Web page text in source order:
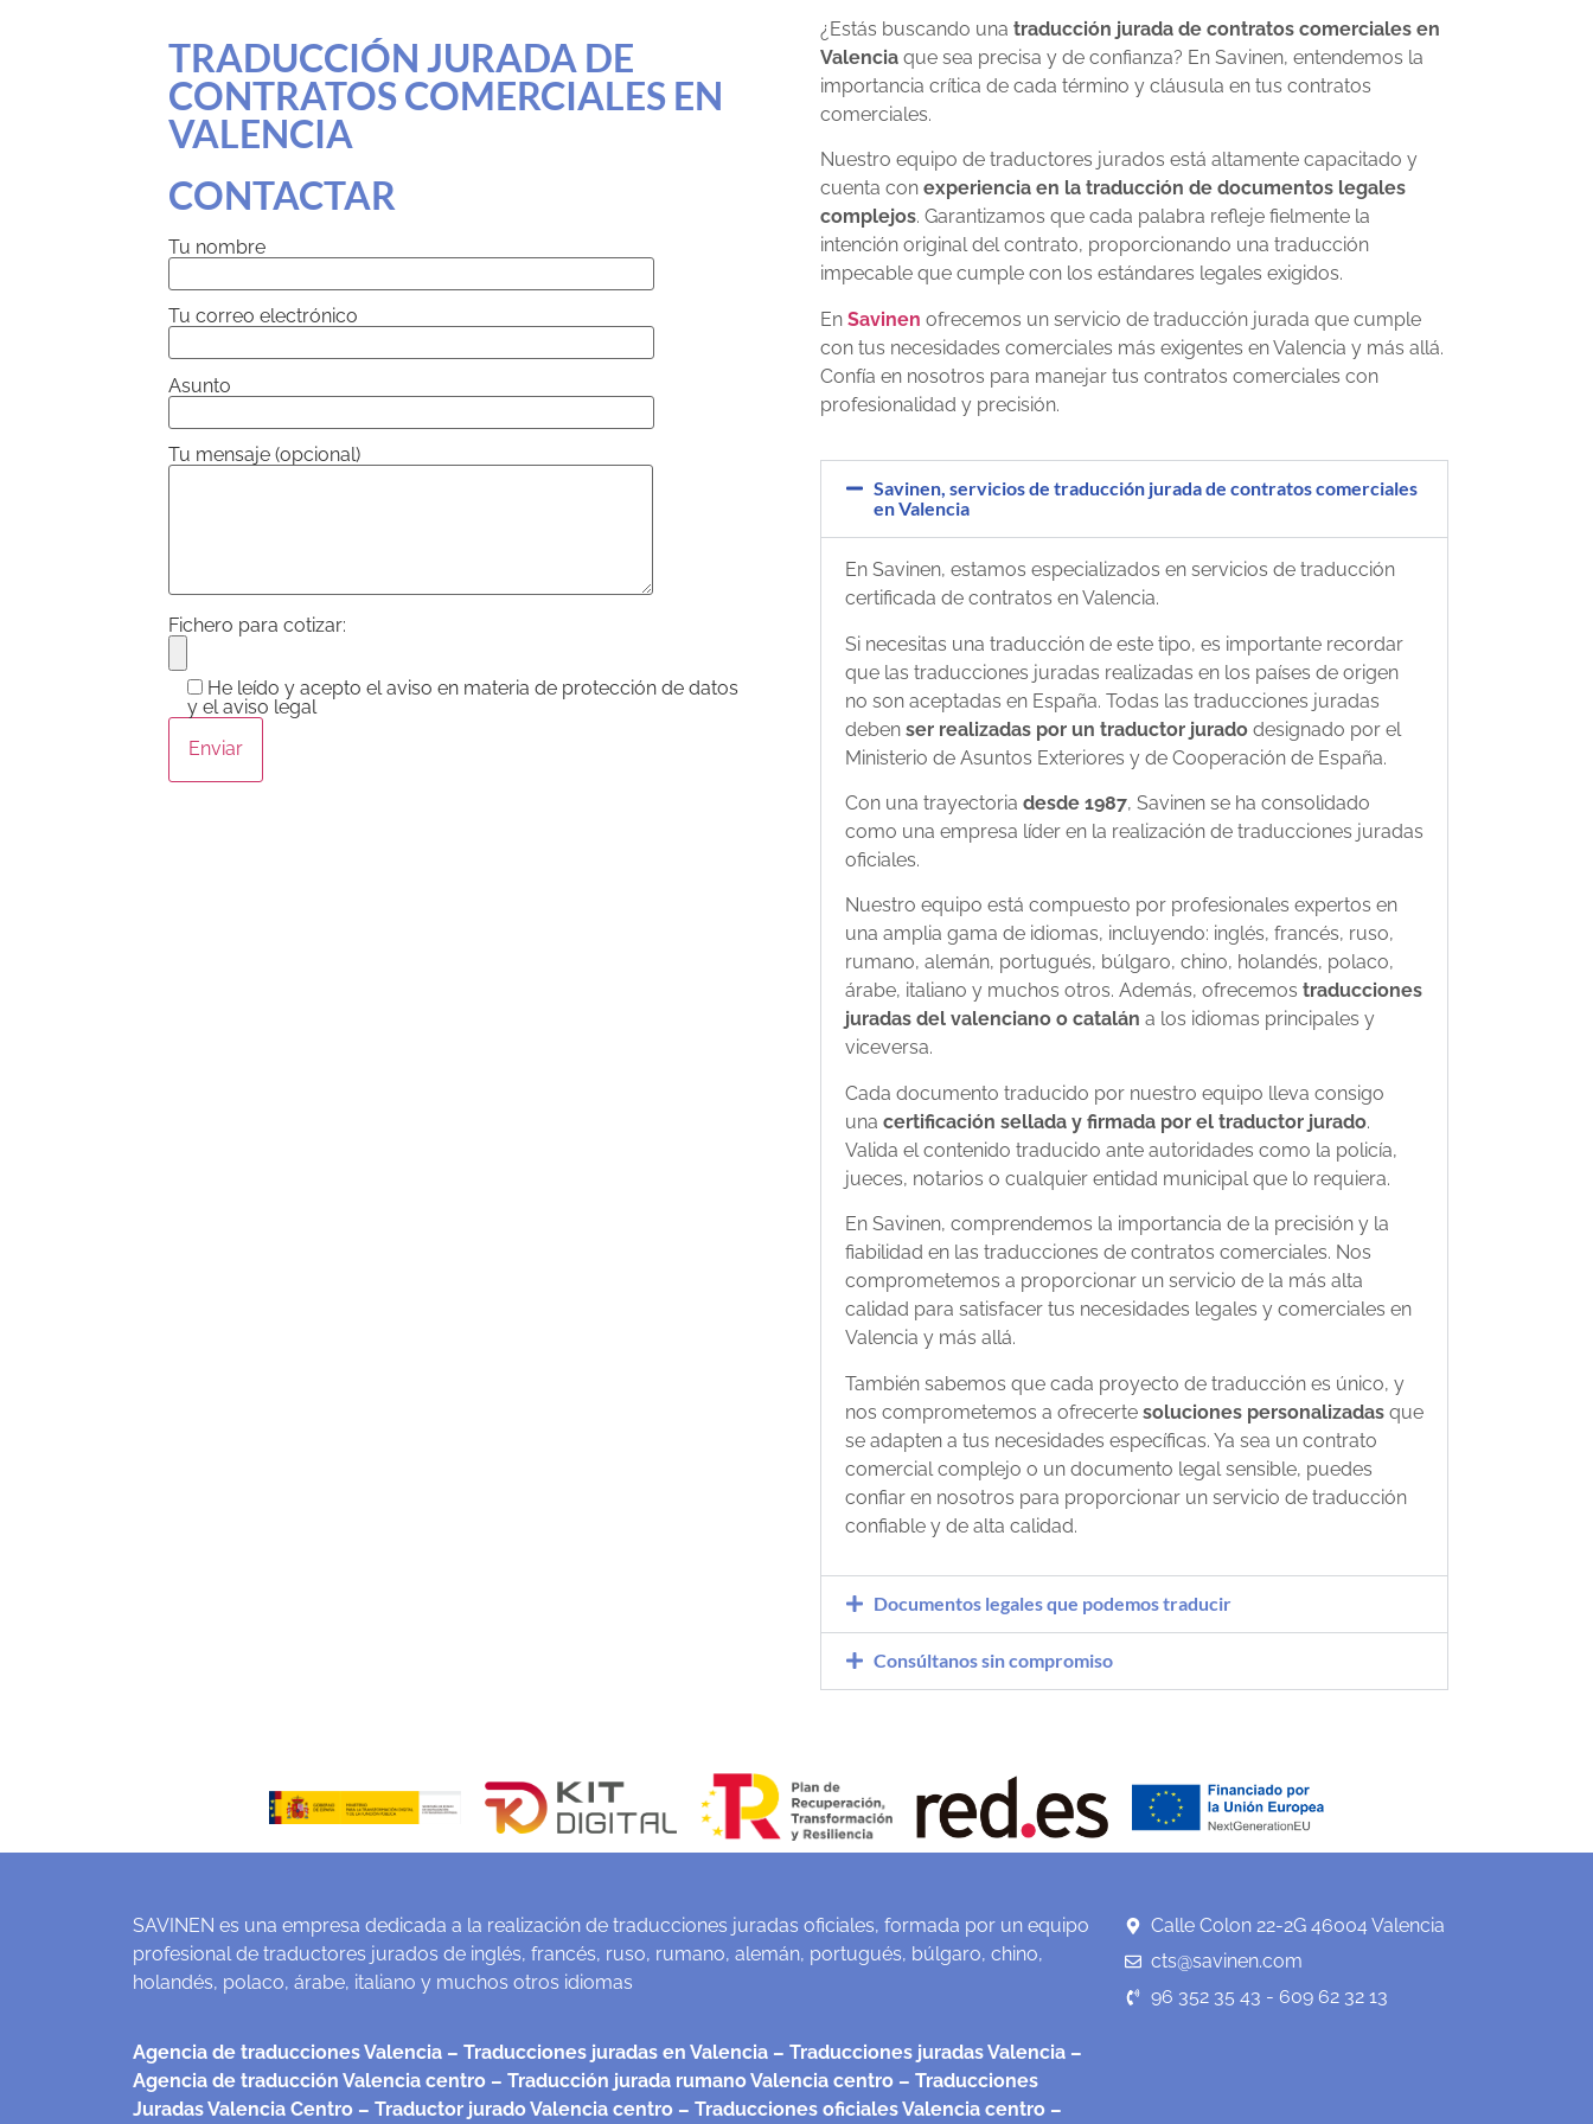
TRADUCCIÓN JURADA DE
CONTRATOS COMERCIALES EN
VALENCIA
CONTACTAR
Tu nombre
Tu correo electrónico
Asunto
Tu mensaje (opcional)
Fichero para cotizar:
He leído y acepto el aviso en materia de protección de datos
y el aviso legal
¿Estás buscando una traducción jurada de contratos comerciales en
Valencia que sea precisa y de confianza? En Savinen, entendemos la
importancia crítica de cada término y cláusula en tus contratos
comerciales.
Nuestro equipo de traductores jurados está altamente capacitado y
cuenta con experiencia en la traducción de documentos legales
complejos. Garantizamos que cada palabra refleje fielmente la
intención original del contrato, proporcionando una traducción
impecable que cumple con los estándares legales exigidos.
En Savinen ofrecemos un servicio de traducción jurada que cumple
con tus necesidades comerciales más exigentes en Valencia y más allá.
Confía en nosotros para manejar tus contratos comerciales con
profesionalidad y precisión.
Savinen, servicios de traducción jurada de contratos comerciales
en Valencia
En Savinen, estamos especializados en servicios de traducción
certificada de contratos en Valencia.
Si necesitas una traducción de este tipo, es importante recordar
que las traducciones juradas realizadas en los países de origen
no son aceptadas en España. Todas las traducciones juradas
deben ser realizadas por un traductor jurado designado por el
Ministerio de Asuntos Exteriores y de Cooperación de España.
Con una trayectoria desde 1987, Savinen se ha consolidado
como una empresa líder en la realización de traducciones juradas
oficiales.
Nuestro equipo está compuesto por profesionales expertos en
una amplia gama de idiomas, incluyendo: inglés, francés, ruso,
rumano, alemán, portugués, búlgaro, chino, holandés, polaco,
árabe, italiano y muchos otros. Además, ofrecemos traducciones
juradas del valenciano o catalán a los idiomas principales y
viceversa.
Cada documento traducido por nuestro equipo lleva consigo
una certificación sellada y firmada por el traductor jurado.
Valida el contenido traducido ante autoridades como la policía,
jueces, notarios o cualquier entidad municipal que lo requiera.
En Savinen, comprendemos la importancia de la precisión y la
fiabilidad en las traducciones de contratos comerciales. Nos
comprometemos a proporcionar un servicio de la más alta
calidad para satisfacer tus necesidades legales y comerciales en
Valencia y más allá.
También sabemos que cada proyecto de traducción es único, y
nos comprometemos a ofrecerte soluciones personalizadas que
se adapten a tus necesidades específicas. Ya sea un contrato
comercial complejo o un documento legal sensible, puedes
confiar en nosotros para proporcionar un servicio de traducción
confiable y de alta calidad.
Documentos legales que podemos traducir
Consúltanos sin compromiso
SAVINEN es una empresa dedicada a la realización de traducciones juradas oficiales, formada por un equipo
profesional de traductores jurados de inglés, francés, ruso, rumano, alemán, portugués, búlgaro, chino,
holandés, polaco, árabe, italiano y muchos otros idiomas
Agencia de traducciones Valencia – Traducciones juradas en Valencia – Traducciones juradas Valencia –
Agencia de traducción Valencia centro – Traducción jurada rumano Valencia centro – Traducciones
Juradas Valencia Centro – Traductor jurado Valencia centro – Traducciones oficiales Valencia centro –
Calle Colon 22-2G 46004 Valencia
cts@savinen.com
96 352 35 43 - 609 62 32 13